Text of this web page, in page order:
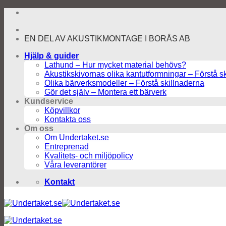
Skip
content
EN DEL AV AKUSTIKMONTAGE I BORÅS AB
Hjälp & guider
Lathund – Hur mycket material behövs?
Akustikskivornas olika kantutformningar – Förstå
Olika bärverksmodeller – Förstå skillnaderna
Gör det själv – Montera ett bärverk
Kundservice
Köpvillkor
Kontakta oss
Om oss
Om Undertaket.se
Entreprenad
Kvalitets- och miljöpolicy
Våra leverantörer
Kontakt